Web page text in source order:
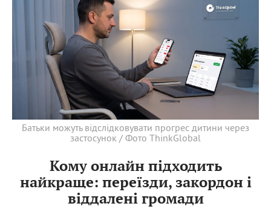
Батьки можуть відслідковувати прогрес дитини через
застосунок / Фото ThinkGlobal
Кому онлайн підходить
найкраще: переїзди, закордон і
віддалені громади